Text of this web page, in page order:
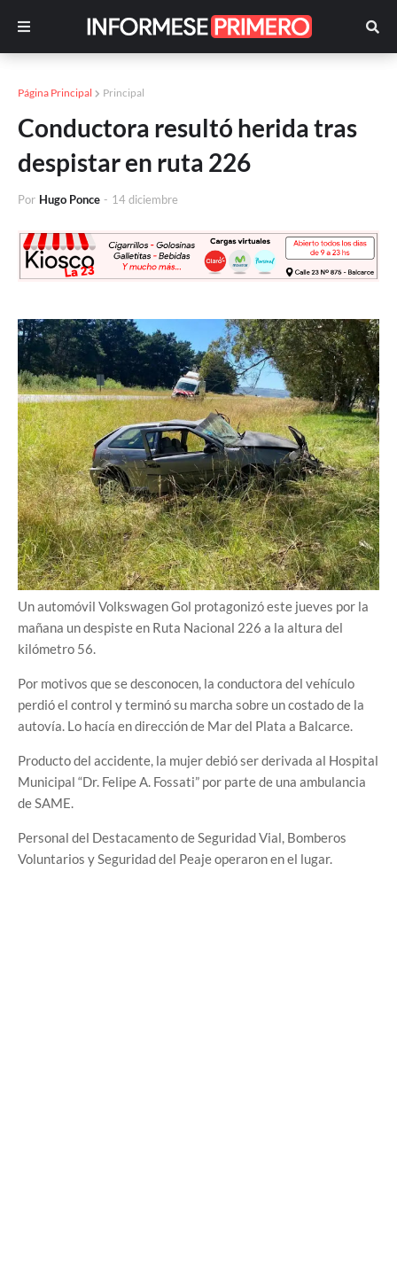
Página Principal Principal
Conductora resultó herida tras
despistar en ruta 226
Por Hugo Ponce - 14 diciembre
Un automóvil Volkswagen Gol protagonizó este jueves por la
mañana un despiste en Ruta Nacional 226 a la altura del
kilómetro 56.
Por motivos que se desconocen, la conductora del vehículo
perdió el control y terminó su marcha sobre un costado de la
autovía. Lo hacía en dirección de Mar del Plata a Balcarce.
Producto del accidente, la mujer debió ser derivada al Hospital
Municipal “Dr. Felipe A. Fossati” por parte de una ambulancia
de SAME.
Personal del Destacamento de Seguridad Vial, Bomberos
Voluntarios y Seguridad del Peaje operaron en el lugar.